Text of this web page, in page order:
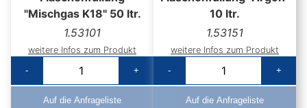
"Mischgas K18" 50 ltr.
1.53101
weitere Infos zum Produkt
-
+
Auf die Anfrageliste
10 ltr.
1.53151
weitere Infos zum Produkt
-
+
Auf die Anfrageliste